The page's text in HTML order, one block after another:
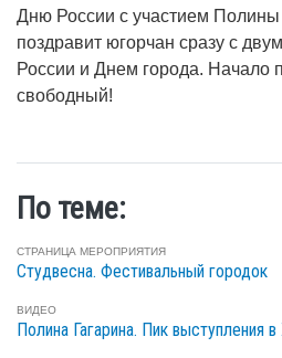
Дню России с участием
поздравит югорчан сразу с
России и Днем города. Начало
свободный!
По теме:
СТРАНИЦА МЕРОПРИЯТИЯ
Студвесна. Фестивальный городок
ВИДЕО
Полина Гагарина. Пик выступления